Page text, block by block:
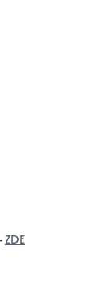
ZDE